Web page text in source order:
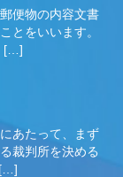
便物の内容文書
とをいいます。
[…]
あたって、まず
裁判所を決める